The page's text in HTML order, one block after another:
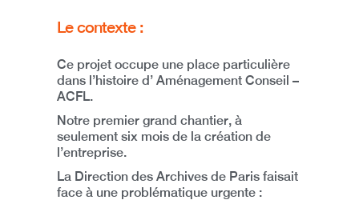
Le contexte :
Ce projet occupe une place particulière
dans l’histoire d’ Aménagement Conseil –
ACFL.
Notre premier grand chantier, à
seulement six mois de la création de
l’entreprise.
La Direction desArchives de Paris faisait
face à une problématique urgente :